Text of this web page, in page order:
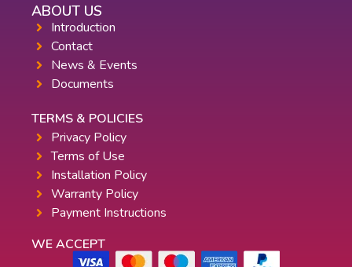
ABOUT US
Introduction
Contact
News & Events
Documents
TERMS & POLICIES
Privacy Policy
Terms of Use
Installation Policy
Warranty Policy
Payment Instructions
WE ACCEPT